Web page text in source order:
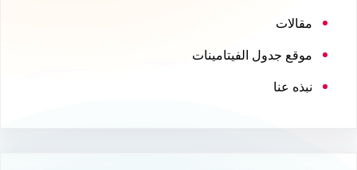
مقالات
موقع جدول الفيتامينات
نبذه عنا